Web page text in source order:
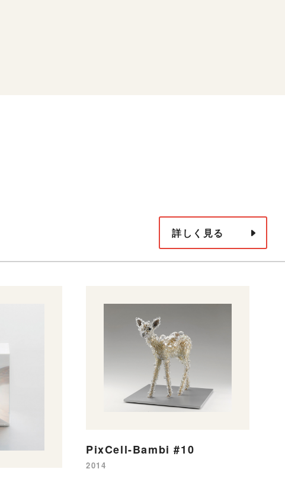
詳しく見る
PixCell-Bambi #10
2014